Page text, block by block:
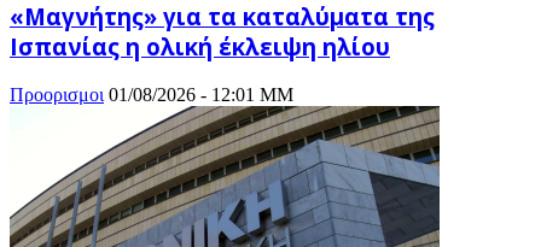
«Μαγνήτης» για τα καταλύματα της
Ισπανίας η ολική έκλειψη ηλίου
Προορισμοι 01/08/2026 - 12:01 ΜΜ